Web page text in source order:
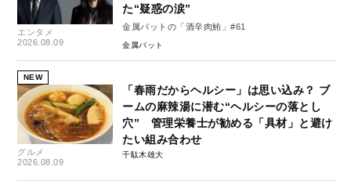
エンタメ
2026.08.09
た“疑惑の涙”
金属バットの「酒辛肉鮪」#61
金属バット
NEW
グルメ
2026.08.09
「春雨だからヘルシー」は思い込み？ ブ
ームの麻辣湯に潜む“ヘルシーの落とし
穴” 管理栄養士が勧める「具材」と避け
たい組み合わせ
千駄木雄大